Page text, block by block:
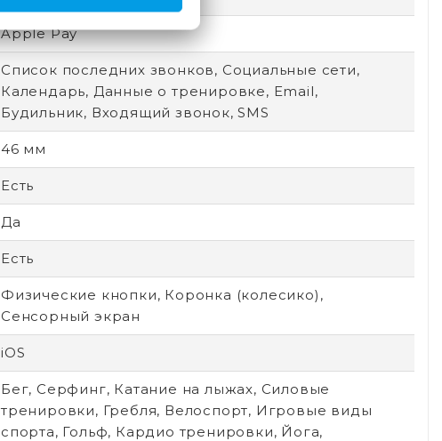
Apple Pay
Список последних звонков, Социальные сети,
Календарь, Данные о тренировке, Email,
Будильник, Входящий звонок, SMS
46 мм
Есть
Да
Есть
Физические кнопки, Коронка (колесико),
Сенсорный экран
iOS
Бег, Серфинг, Катание на лыжах, Силовые
тренировки, Гребля, Велоспорт, Игровые виды
спорта, Гольф, Кардио тренировки, Йога,